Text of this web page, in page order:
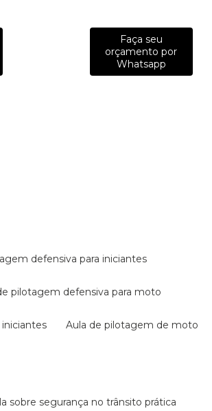
Faça seu
orçamento por
Whatsapp
defensiva para iniciantes
de pilotagem defensiva para moto
aula de pilotagem de moto
sobre segurança no trânsito prática